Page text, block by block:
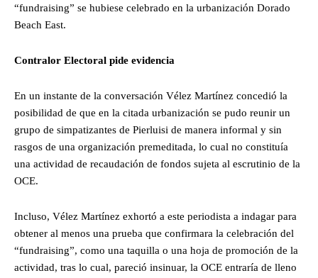
“fundraising” se hubiese celebrado en la urbanización Dorado
Beach East.
Contralor Electoral pide evidencia
En un instante de la conversación Vélez Martínez concedió la
posibilidad de que en la citada urbanización se pudo reunir un
grupo de simpatizantes de Pierluisi de manera informal y sin
rasgos de una organización premeditada, lo cual no constituía
una actividad de recaudación de fondos sujeta al escrutinio de la
OCE.
Incluso, Vélez Martínez exhortó a este periodista a indagar para
obtener al menos una prueba que confirmara la celebración del
“fundraising”, como una taquilla o una hoja de promoción de la
actividad, tras lo cual, pareció insinuar, la OCE entraría de lleno